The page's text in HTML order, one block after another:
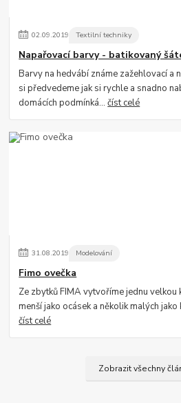
02.09.2019 Textilní techniky
Napařovací barvy - batikovaný
Barvy na hedvábí známe zažehlovací a
si předvedeme jak si rychle a snadno
domácích podmínká...číst celé
31.08.2019 Modelování
Fimo ovečka
Ze zbytků FIMA vytvoříme jednu velkou
menší jako ocásek a několik malých
číst celé
Zobrazit všechny